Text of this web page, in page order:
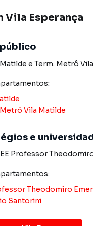
com água inclusa!
elevador, portões
morar bem ou investir
conhecer seu novo
mais informações
telefone (11) 2783-2000.
Brito tem mais opções
e barracões para
na planta em Vila
Vila Esperança
e Term. Metrô
:
Vila Matilde
e
EE Professor
:
Theodomiro
Santorini